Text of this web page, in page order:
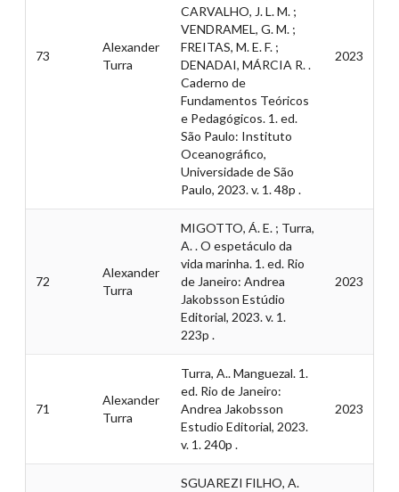
73
Alexander
Turra
CARVALHO, J. L. M. ;
VENDRAMEL, G. M. ;
FREITAS, M. E. F. ;
DENADAI, MÁRCIA R. .
Caderno de
Fundamentos Teóricos
e Pedagógicos. 1. ed.
São Paulo: Instituto
Oceanográfico,
Universidade de São
Paulo, 2023. v. 1. 48p .
2023
72
Alexander
Turra
MIGOTTO, Á. E. ; Turra,
A. . O espetáculo da
vida marinha. 1. ed. Rio
de Janeiro: Andrea
Jakobsson Estúdio
Editorial, 2023. v. 1.
223p .
2023
71
Alexander
Turra
Turra, A.. Manguezal. 1.
ed. Rio de Janeiro:
Andrea Jakobsson
Estudio Editorial, 2023.
v. 1. 240p .
2023
SGUAREZI FILHO, A.